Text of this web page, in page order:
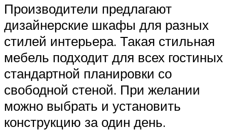
Производители предлагают
дизайнерские шкафы для разных
стилей интерьера. Такая стильная
мебель подходит для всех гостиных
стандартной планировки со
свободной стеной. При желании
можно выбрать и установить
конструкцию за один день.